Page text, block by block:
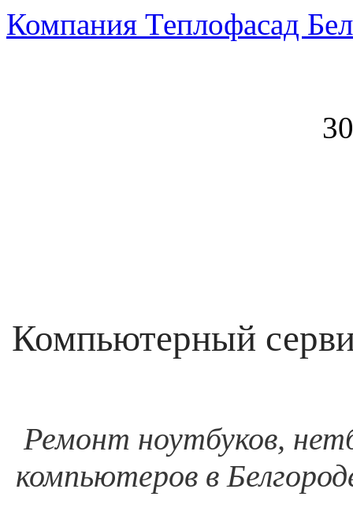
Компания Теплофасад
Компьютерный
Ремонт ноутбуков,
компьютеров в